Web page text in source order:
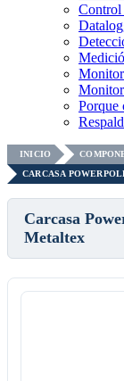
Control
Porque
INICIO
CARCASA
Carcasa
Metaltex